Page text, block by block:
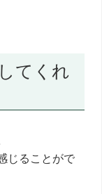
てくれ
じることがで